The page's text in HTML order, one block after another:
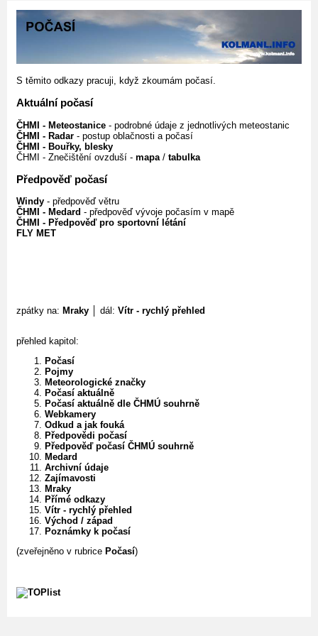
S těmito odkazy pracuji, když zkoumám počasí.
Aktuální počasí
ČHMI - Meteostanice - podrobné údaje z jednotlivých meteostanic
ČHMI - Radar - postup oblačnosti a počasí
ČHMI - Bouřky, blesky
ČHMI - Znečištění ovzduší - mapa / tabulka
Předpověď počasí
Windy - předpověď větru
ČHMI - Medard - předpověď vývoje počasím v mapě
ČHMI - Předpověď pro sportovní létání
FLY MET
zpátky na: Mraky │ dál: Vítr - rychlý přehled
přehled kapitol:
Počasí
Pojmy
Meteorologické značky
Počasí aktuálně
Počasí aktuálně dle ČHMÚ souhrně
Webkamery
Odkud a jak fouká
Předpovědi počasí
Předpověď počasí ČHMÚ souhrně
Medard
Archivní údaje
Zajímavosti
Mraky
Přímé odkazy
Vítr - rychlý přehled
Východ / západ
Poznámky k počasí
(zveřejněno v rubrice Počasí)